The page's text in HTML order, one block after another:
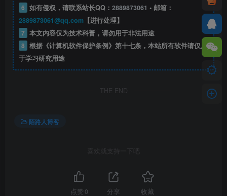
6 如有侵权，请联系站长QQ： 2889873061 • 邮箱：
2889873061@qq.com【进行处理】
7 本文内容仅为技术科普，请勿用于非法用途
8 根据《计算机软件保护条例》第十七条，本站所有软件请仅用
于学习研究用途
THE END
陌路人博客
喜欢就支持一下吧
点赞 0 分享 收藏